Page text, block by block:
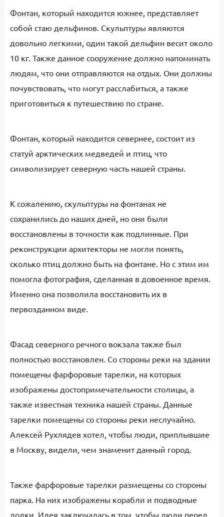
Фонтан, который находится южнее, представляет
собой стаю дельфинов. Скульптуры являются
довольно легкими, один такой дельфин весит около
10 кг. Также данное сооружение должно напоминать
людям, что они отправляются на отдых. Они должны
почувствовать, что могут расслабиться, а также
приготовиться к путешествию по стране.
Фонтан, который находится севернее, состоит из
статуй арктических медведей и птиц, что
символизирует северную часть нашей страны.
К сожалению, скульптуры на фонтанах не
сохранились до наших дней, но они были
восстановлены в точности как подлинные. При
реконструкции архитекторы не могли понять,
сколько птиц должно быть на фонтане. Но с этим им
помогла фотография, сделанная в довоенное время.
Именно она позволила восстановить их в
первозданном виде.
Фасад северного речного вокзала также был
полностью восстановлен. Со стороны реки на здании
помещены фарфоровые тарелки, на которых
изображены достопримечательности столицы, а
также известная техника нашей страны. Данные
тарелки помещены со стороны реки неслучайно.
Алексей Рухлядев хотел, чтобы люди, приплывшие
в Москву, видели, чем знаменит данный город.
Также фарфоровые тарелки размещены со стороны
парка. На них изображены корабли и подводные
лодки. Идея заключалась в том, чтобы люди перед